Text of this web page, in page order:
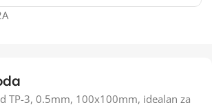
TP-3, 0.5mm, 100x100mm, idealan za